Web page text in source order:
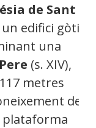
de Sant
edifici gòtic
una
(s. XIV),
metres
de
plataforma